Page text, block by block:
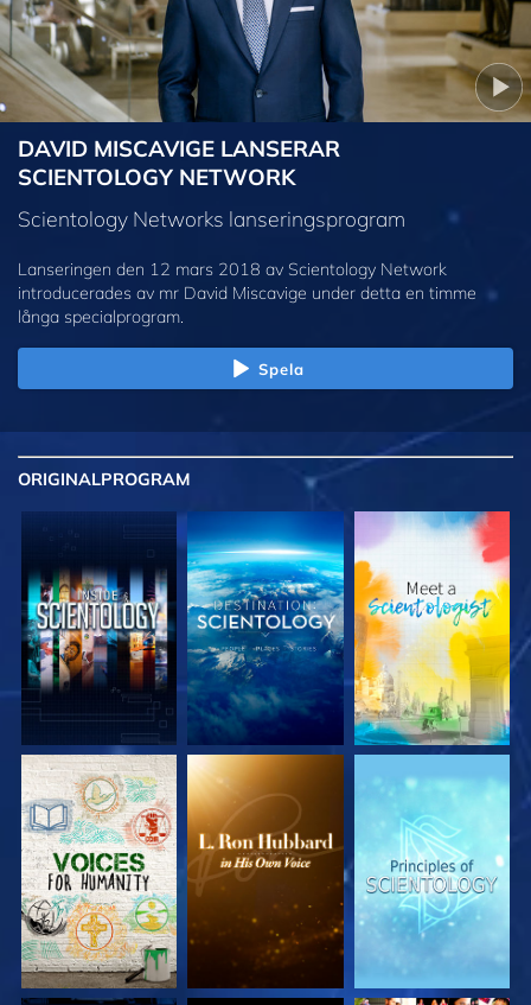
DAVID MISCAVIGE LANSERAR
SCIENTOLOGY NETWORK
Scientology Networks lanseringsprogram
Lanseringen den 12 mars 2018 av Scientology Network
introducerades av mr David Miscavige under detta en timme
långa specialprogram.
Spela
ORIGINALPROGRAM
UTFORSKA
SERIEN
UTFORSKA
SERIEN
UTFORSKA
SERIEN